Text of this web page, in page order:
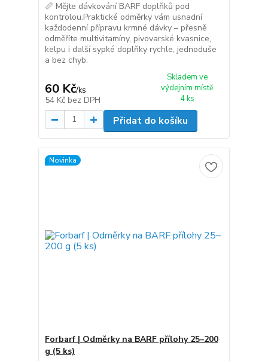
📏 Mějte dávkování BARF doplňků pod
kontrolou.Praktické odměrky vám usnadní
každodenní přípravu krmné dávky – přesně
odměříte multivitamíny, pivovarské kvasnice,
kelpu i další sypké doplňky rychle, jednoduše
a bez chyb.
60 Kč/ks
54 Kč bez DPH
Skladem ve
výdejním místě
4 ks
Přidat do košíku
Novinka
Forbarf | Odměrky na BARF přílohy 25–200
g (5 ks)